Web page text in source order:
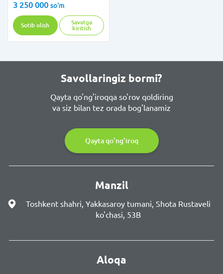
3 250 000 so'm
Sotib olish
Savatga
kiritish
Savollaringiz bormi?
Qayta qo'ng'iroqqa so'rov qoldiring
va siz bilan tez orada bog'lanamiz
Qayta qo'ng'iroq
Manzil
Toshkent shahri, Yakkasaroy tumani, Shota Rustaveli
ko'chasi, 53B
Aloqa